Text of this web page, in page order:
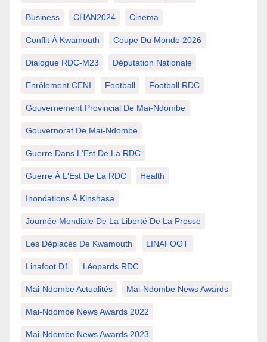
Business CHAN2024 Cinema
Conflit À Kwamouth Coupe Du Monde 2026
Dialogue RDC-M23 Députation Nationale
Enrôlement CENI Football Football RDC
Gouvernement Provincial De Mai-Ndombe
Gouvernorat De Mai-Ndombe
Guerre Dans L'Est De La RDC
Guerre À L'Est De La RDC Health
Inondations À Kinshasa
Journée Mondiale De La Liberté De La Presse
Les Déplacés De Kwamouth LINAFOOT
Linafoot D1 Léopards RDC
Mai-Ndombe Actualités Mai-Ndombe News Awards
Mai-Ndombe News Awards 2022
Mai-Ndombe News Awards 2023